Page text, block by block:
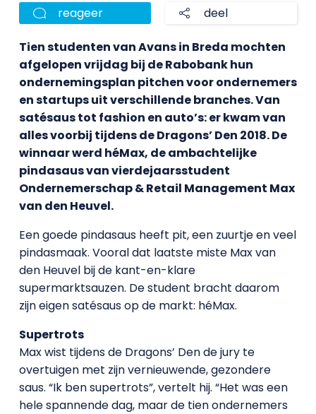
reageer deel
Tien studenten van Avans in Breda mochten
afgelopen vrijdag bij de Rabobank hun
ondernemingsplan pitchen voor ondernemers
en startups uit verschillende branches. Van
satésaus tot fashion en auto’s: er kwam van
alles voorbij tijdens de Dragons’ Den 2018. De
winnaar werd héMax, de ambachtelijke
pindasaus van vierdejaarsstudent
Ondernemerschap & Retail Management Max
van den Heuvel.
Een goede pindasaus heeft pit, een zuurtje en veel
pindasmaak. Vooral dat laatste miste Max van
den Heuvel bij de kant-en-klare
supermarktsauzen. De student bracht daarom
zijn eigen satésaus op de markt: héMax.
Supertrots
Max wist tijdens de Dragons’ Den de jury te
overtuigen met zijn vernieuwende, gezondere
saus. “Ik ben supertrots”, vertelt hij. “Het was een
hele spannende dag, maar de tien ondernemers